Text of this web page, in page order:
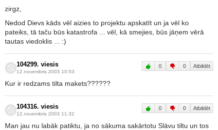
zirgz,
Nedod Dievs kāds vēl aizies to projektu apskatīt un ja vēl ko
pateiks, tā taču būs katastrofa ... vēl, kā smejies, būs jāņem vērā
tautas viedoklis ... :)
104299. viesis
12.novembris 2003 10:53
0 0 Atbildēt
Kur ir redzams tilta makets??????
104316. viesis
12.novembris 2003 11:32
0 0 Atbildēt
Man jau nu labāk patiktu, ja no sākuma sakārtotu Slāvu tiltu un tos